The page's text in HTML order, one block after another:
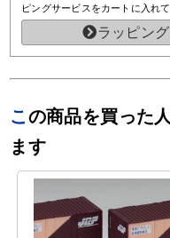
ピングサービスをカートに入れ
ラッピン
この商品を買った人はこんな商品も買ってい
ます